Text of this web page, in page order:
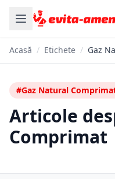
Acasă / Etichete / Gaz
#Gaz Natural
Articole
Comprimat